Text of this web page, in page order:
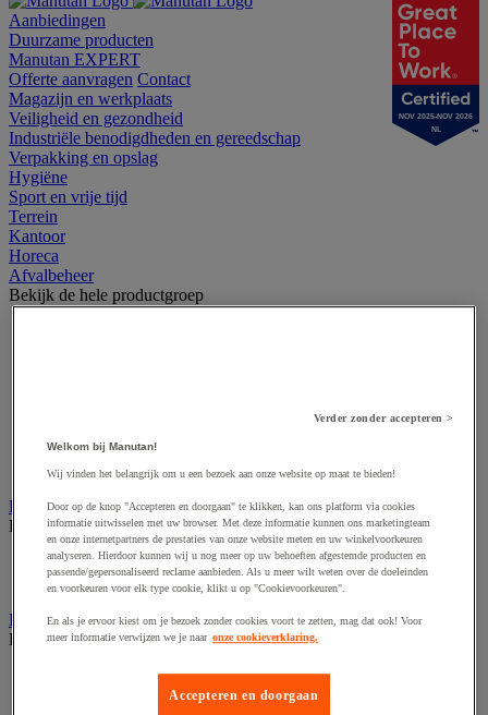
Aanbiedingen
Duurzame producten
Manutan EXPERT
Offerte aanvragen Contact
Magazijn en werkplaats
Veiligheid en gezondheid
Industriële benodigdheden en gereedschap
Verpakking en opslag
Hygiëne
Sport en vrije tijd
Terrein
Kantoor
Horeca
Afvalbeheer
Bekijk de hele productgroep
Overslag container
Sorteerbak en buitencontainer
Handdoeken en handdoekdispenser
Bekijk de hele productgroep
Handdoek gevouwen en rollen
Handdoekdispenser en toebehoren
Industrieel reinigen
Bekijk de hele productgroep
Dispenser voor industrieel poetspapier
Industriële poetsrollen
NOV 2025-NOV 2026
NL
Verder zonder accepteren >
Welkom bij Manutan!
Wij vinden het belangrijk om u een bezoek aan onze website op maat te bieden!
Door op de knop "Accepteren en doorgaan" te klikken, kan ons platform via cookies
informatie uitwisselen met uw browser. Met deze informatie kunnen ons marketingteam
en onze internetpartners de prestaties van onze website meten en uw winkelvoorkeuren
analyseren. Hierdoor kunnen wij u nog meer op uw behoeften afgestemde producten en
passende/gepersonaliseerd reclame aanbieden. Als u meer wilt weten over de doeleinden
en voorkeuren voor elk type cookie, klikt u op "Cookievoorkeuren".
En als je ervoor kiest om je bezoek zonder cookies voort te zetten, mag dat ook! Voor
meer informatie verwijzen we je naar onze cookieverklaring.
Accepteren en doorgaan